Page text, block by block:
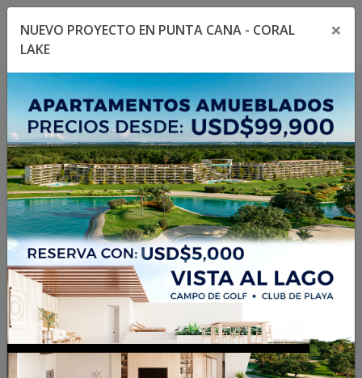
Toggle navigation menu
404
La propiedad no existe
o no está disponible
NUEVO PROYECTO EN PUNTA CANA - CORAL
LAKE
×